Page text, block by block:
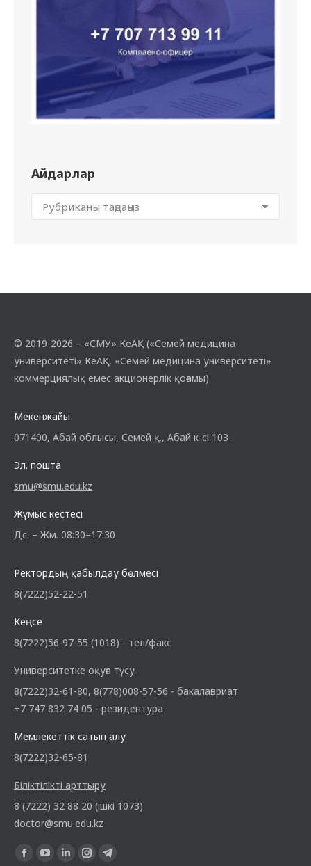
Айдарлар
© 2019-2026 – «СМУ» КеАҚ («Семей медицина
университеті» КеАҚ, «Семей медицина университеті»
коммерциялық емес акционерлік қоғамы)
Мекенжайы
071400, Абай облысы, Семей қ., Абай к-сі 103
Эл. пошта
smu@smu.edu.kz
Жұмыс кестесі
Дс. – Жм. 08:30–17:30
Ректордың қабылдау бөлмесі
8(7222)52-22-51
Кеңсе
8(7222)56-97-55 (1018) - тел/факс
Университетке оқуға түсу
8(7222)32-61-80, 8(778)008-57-56 - бакалавриат
+7 747 832 74 05 - резидентура
Мемлекеттік сатып алу
8(7222)32-65-81
Біліктілікті арттыру
8 (7222) 32 88 20 (ішкі 1073)
doctor@smu.edu.kz
Find us on: